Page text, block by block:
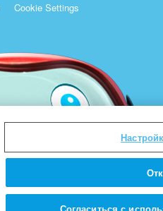
Cookie Settings